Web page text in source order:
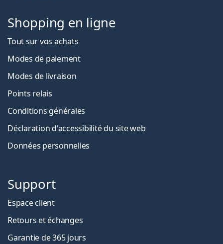
Shopping en ligne
Tout sur vos achats
Modes de paiement
Modes de livraison
Points relais
Conditions générales
Déclaration d'accessibilité du site web
Données personnelles
Support
Espace client
Retours et échanges
Garantie de 365 jours